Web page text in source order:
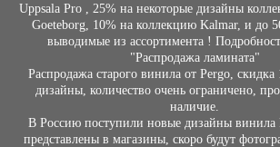
Uppsala Pro , 25% на некоторые дизайны
Goeteborg, 10% на коллекцию Kalmar, и до
выводимые из ассортимента !
"Распродажа ламината"
Распродажа старого винила от Pergo,
дизайны, количество очень ограничено,
наличие.
В Россию поступили новые дизайны винила
представлены в магазины, скоро будут